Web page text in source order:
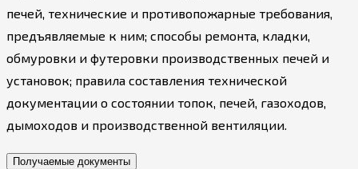
печей, технические и противопожарные требования,
предъявляемые к ним; способы ремонта, кладки,
обмуровки и футеровки производственных печей и
установок; правила составления технической
документации о состоянии топок, печей, газоходов,
дымоходов и производственной вентиляции.
Получаемые документы